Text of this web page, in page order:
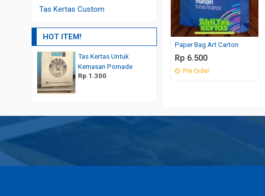
Paper Bag Art Carton
Rp 6.500
Pre Order
Tas Kertas Custom
HOT ITEM!
Tas Kertas Untuk
Kemasan Pomade
Rp 1.300
Jual Paper Bag Murah Custom